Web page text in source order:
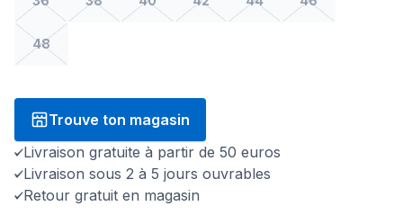
48
Trouve ton magasin
Livraison gratuite à partir de 50 euros
Livraison sous 2 à 5 jours ouvrables
Retour gratuit en magasin